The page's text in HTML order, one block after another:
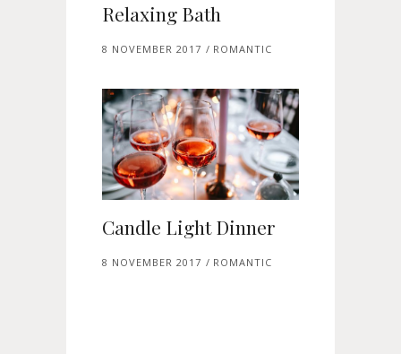
Relaxing Bath
8 NOVEMBER 2017 ROMANTIC
Candle Light Dinner
8 NOVEMBER 2017 ROMANTIC